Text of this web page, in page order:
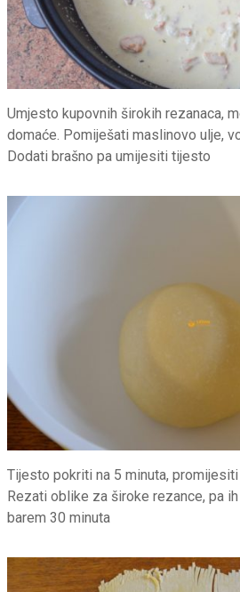
Umjesto kupovnih širokih rezanaca,
domaće. Pomiješati maslinovo ulje,
Dodati brašno pa umijesiti tijesto
Tijesto pokriti na 5 minuta, promijesiti
Rezati oblike za široke rezance, pa
barem 30 minuta